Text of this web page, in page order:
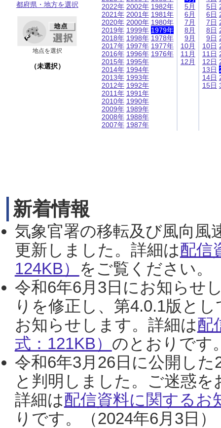
都府県・地方を選択
地点を選択
（未選択）
2022年
2021年
2020年
2019年
2018年
2017年
2016年
2015年
2014年
2013年
2012年
2011年
2010年
2009年
2008年
2007年
2002年
2001年
2000年
1999年
1998年
1997年
1996年
1995年
1994年
1993年
1992年
1991年
1990年
1989年
1988年
1987年
1982年
1981年
1980年
1979年
1978年
1977年
1976年
5月
6月
7月
8月
9月
10月
11月
12月
5日
6日
7日
8日
9日
10日
11日
12日
13日
14日
15日
新着情報
気象官署の移転及び風向風
更新しました。詳細は配信
124KB） をご覧ください。
令和6年6月3日にお知らせ
りを修正し、第4.0.1版と
お知らせします。詳細は配
式：121KB） のとおりです
令和6年3月26日に公開し
と判明しました。ご迷惑
詳細は配信資料に関するお
りです。（2024年6月3日）